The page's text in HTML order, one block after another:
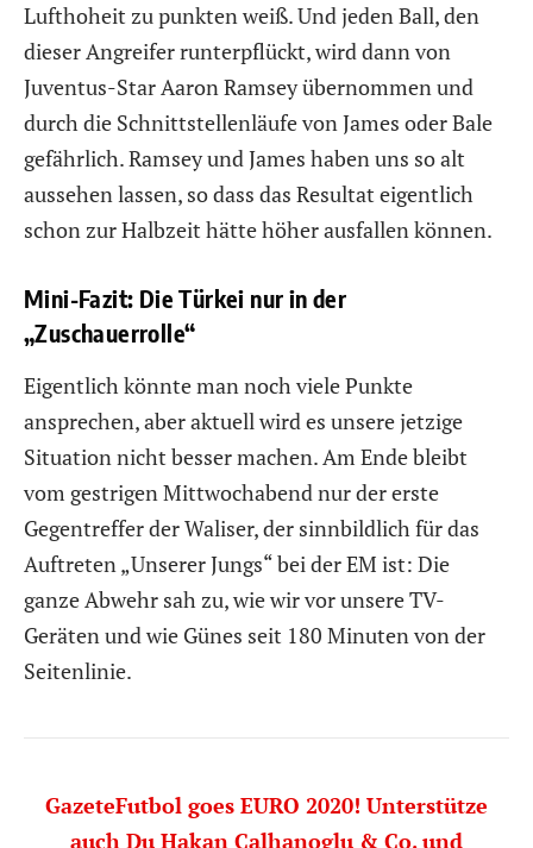
Lufthoheit zu punkten weiß. Und jeden Ball, den
dieser Angreifer runterpflückt, wird dann von
Juventus-Star Aaron Ramsey übernommen und
durch die Schnittstellenläufe von James oder Bale
gefährlich. Ramsey und James haben uns so alt
aussehen lassen, so dass das Resultat eigentlich
schon zur Halbzeit hätte höher ausfallen können.
Mini-Fazit: Die Türkei nur in der
„Zuschauerrolle“
Eigentlich könnte man noch viele Punkte
ansprechen, aber aktuell wird es unsere jetzige
Situation nicht besser machen. Am Ende bleibt
vom gestrigen Mittwochabend nur der erste
Gegentreffer der Waliser, der sinnbildlich für das
Auftreten „Unserer Jungs“ bei der EM ist: Die
ganze Abwehr sah zu, wie wir vor unsere TV-
Geräten und wie Günes seit 180 Minuten von der
Seitenlinie.
GazeteFutbol goes EURO 2020! Unterstütze
auch Du Hakan Calhanoglu & Co. und